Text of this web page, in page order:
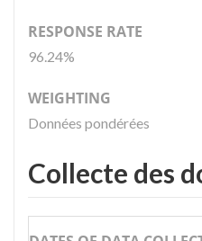
RESPONSE RATE
96.24%
WEIGHTING
Données pondérées
Collecte des